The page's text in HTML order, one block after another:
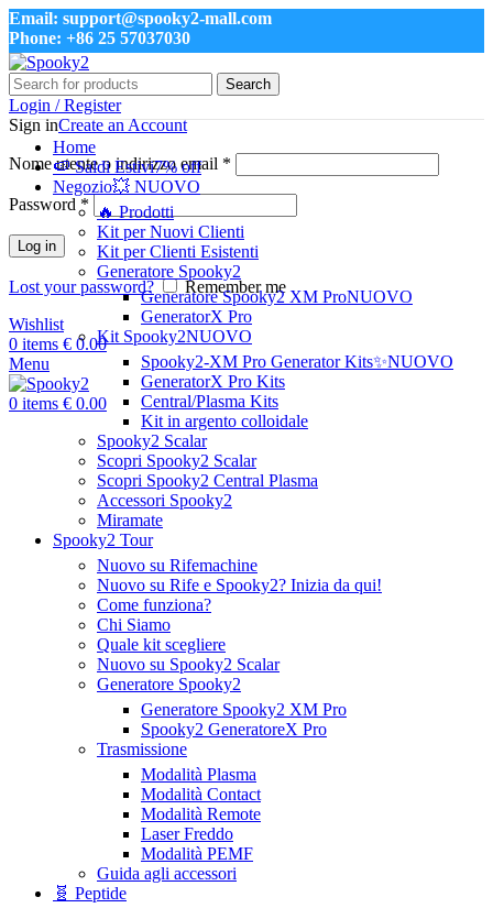
Email: support@spooky2-mall.com
Phone: +86 25 57037030
Search
Login / Register
Sign inCreate an Account
Nome utente o indirizzo email *
Password *
Log in
Lost your password?
Remember me
Wishlist
0 items € 0.00
Menu
0 items € 0.00
Home
🍉 Saldi Estivi7% off
Negozio💥 NUOVO
🔥 Prodotti
Kit per Nuovi Clienti
Kit per Clienti Esistenti
Generatore Spooky2
Generatore Spooky2 XM ProNUOVO
GeneratorX Pro
Kit Spooky2NUOVO
Spooky2-XM Pro Generator Kits✨NUOVO
GeneratorX Pro Kits
Central/Plasma Kits
Kit in argento colloidale
Spooky2 Scalar
Scopri Spooky2 Scalar
Scopri Spooky2 Central Plasma
Accessori Spooky2
Miramate
Spooky2 Tour
Nuovo su Rifemachine
Nuovo su Rife e Spooky2? Inizia da qui!
Come funziona?
Chi Siamo
Quale kit scegliere
Nuovo su Spooky2 Scalar
Generatore Spooky2
Generatore Spooky2 XM Pro
Spooky2 GeneratoreX Pro
Trasmissione
Modalità Plasma
Modalità Contact
Modalità Remote
Laser Freddo
Modalità PEMF
Guida agli accessori
🧬 Peptide